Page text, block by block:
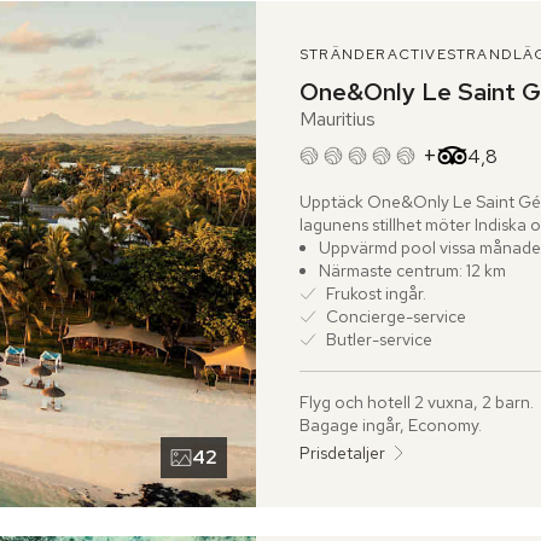
42
STRÄNDERACTIVE
One&Only Le Saint
Mauritius
+ 4,8
Betyg
Upptäck One&Only Le Saint
lagunens stillhet möter Indiska
hotellet sina traditioner med
trädetaljer, natursten och
landskapet. Framför hotellet
inramad av vajande palmer och
Inredningen är en kombination
marmorerade badrum som tillför
Uppvärmd pool vissa
Närmaste centrum: 12 km
Frukost ingår.
Concierge-service
Butler-service
Flyg och hotell 2 vuxna, 2 barn.
Bagage ingår, Economy.
Prisdetaljer